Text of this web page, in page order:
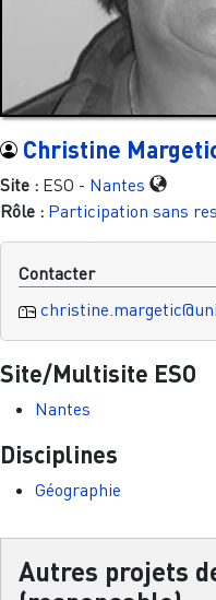
Christine
Site : ESO - Nantes
Rôle : Participation sans
Contacter
Site/Multisite ESO
Nantes
Disciplines
Géographie
Autres projets